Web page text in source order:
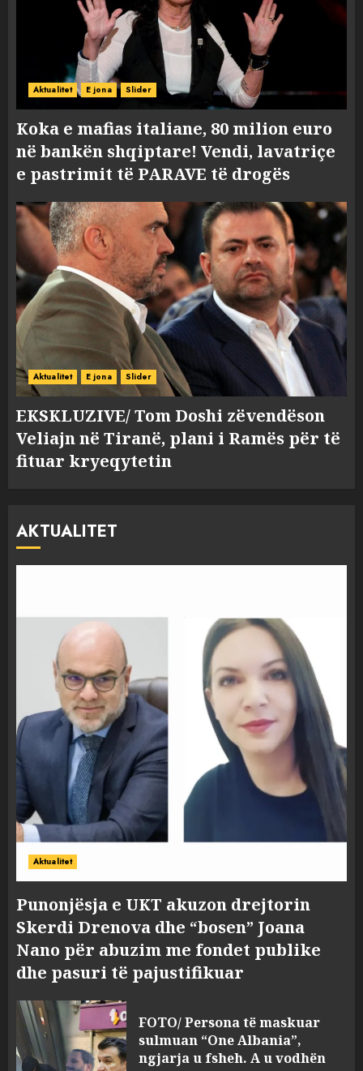
Aktualitet E jona Slider
Koka e mafias italiane, 80 milion euro
në bankën shqiptare! Vendi, lavatriçe
e pastrimit të PARAVE të drogës
Aktualitet E jona Slider
EKSKLUZIVE/ Tom Doshi zëvendëson
Veliajn në Tiranë, plani i Ramës për të
fituar kryeqytetin
AKTUALITET
Aktualitet
Punonjësja e UKT akuzon drejtorin
Skerdi Drenova dhe “bosen” Joana
Nano për abuzim me fondet publike
dhe pasuri të pajustifikuar
FOTO/ Persona të maskuar
sulmuan “One Albania”,
ngjarja u fsheh. A u vodhën